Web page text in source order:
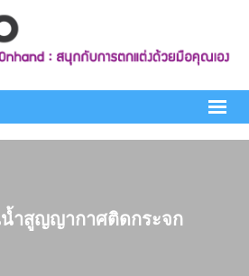
ำสูญญากาศติดกระจก